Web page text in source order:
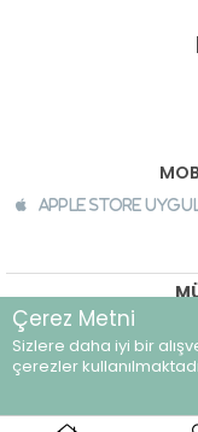
Apple Store
©
Çerez Metni
Sizlere daha iyi bir
çerezler